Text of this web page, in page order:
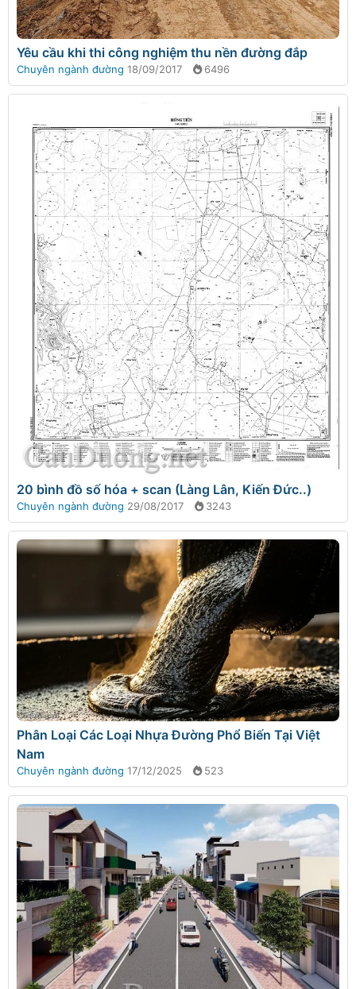
Yêu cầu khi thi công nghiệm thu nền đường đắp
Chuyên ngành đường 18/09/2017 6496
20 bình đồ số hóa + scan (Làng Lân, Kiến Đức..)
Chuyên ngành đường 29/08/2017 3243
Phân Loại Các Loại Nhựa Đường Phổ Biến Tại Việt
Nam
Chuyên ngành đường 17/12/2025 523